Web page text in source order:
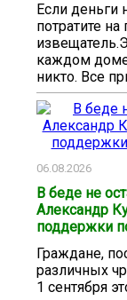
Если деньги
потратите
каждом
никто. Все
06.08.2026
В беде не
Александр
поддержки
Граждане,
различных
1 сентября